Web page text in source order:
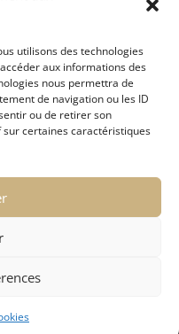
utilisons des technologies
aux informations des
nous permettra de
de navigation ou les ID
ou de retirer son
certaines caractéristiques